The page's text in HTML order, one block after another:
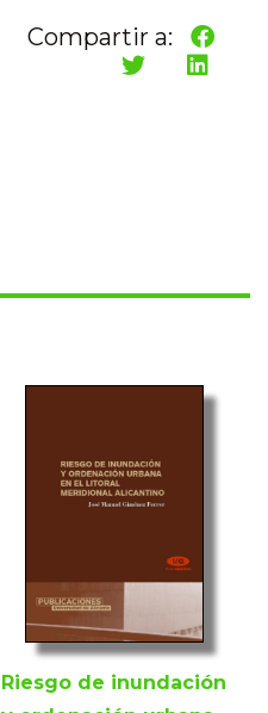
Compartir a:
Riesgo de inundación